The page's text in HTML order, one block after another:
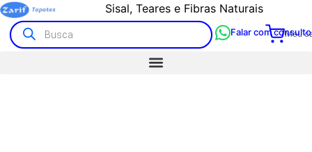
Sisal, Teares e Fibras Naturais
Meu
Falar com